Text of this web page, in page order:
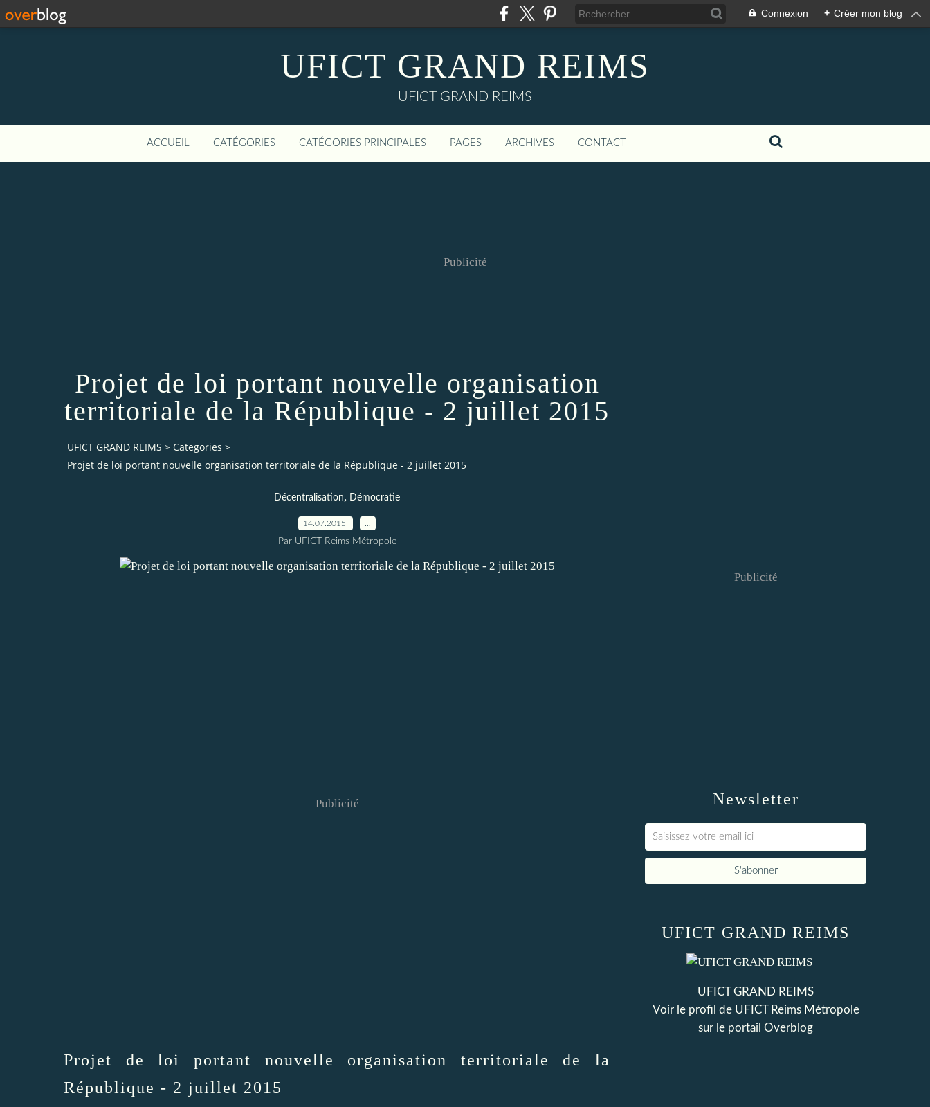
Connexion + Créer mon blog
UFICT GRAND REIMS
UFICT GRAND REIMS
ACCUEIL CATÉGORIES CATÉGORIES PRINCIPALES PAGES ARCHIVES CONTACT
Publicité
Projet de loi portant nouvelle organisation
territoriale de la République - 2 juillet 2015
UFICT GRAND REIMS > Categories >
Projet de loi portant nouvelle organisation territoriale de la République - 2 juillet 2015
Décentralisation, Démocratie
14.07.2015
Par UFICT Reims Métropole
Publicité
Projet de loi portant nouvelle organisation territoriale de la
République - 2 juillet 2015
Newsletter
Publicité
UFICT GRAND REIMS
UFICT GRAND REIMS
Voir le profil de UFICT Reims Métropole
sur le portail Overblog